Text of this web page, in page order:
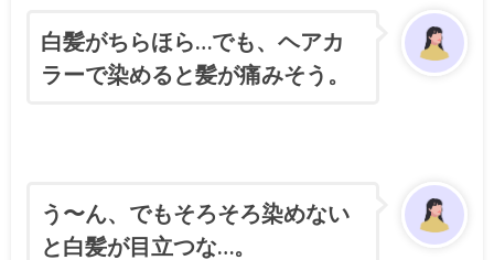
白髪がちらほら…でも、ヘアカ
ラーで染めると髪が痛みそう。
う〜ん、でもそろそろ染めない
と白髪が目立つな…。